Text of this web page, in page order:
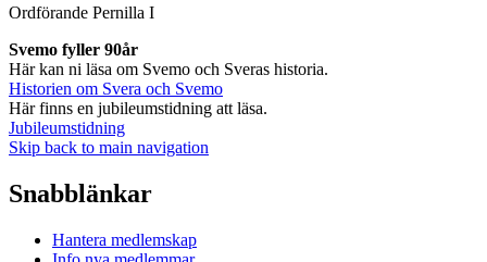
Ordförande Pernilla I
Svemo fyller 90år
Här kan ni läsa om Svemo och Sveras historia.
Historien om Svera och Svemo
Här finns en jubileumstidning att läsa.
Jubileumstidning
Skip back to main navigation
Snabblänkar
Hantera medlemskap